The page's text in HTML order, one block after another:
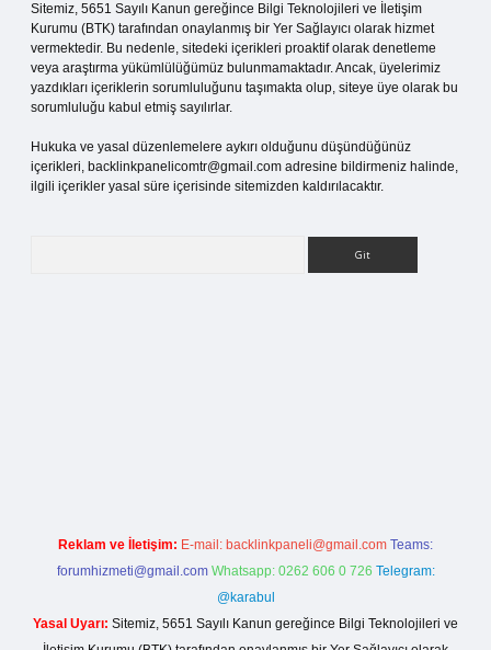
Sitemiz, 5651 Sayılı Kanun gereğince Bilgi Teknolojileri ve İletişim
Kurumu (BTK) tarafından onaylanmış bir Yer Sağlayıcı olarak hizmet
vermektedir. Bu nedenle, sitedeki içerikleri proaktif olarak denetleme
veya araştırma yükümlülüğümüz bulunmamaktadır. Ancak, üyelerimiz
yazdıkları içeriklerin sorumluluğunu taşımakta olup, siteye üye olarak bu
sorumluluğu kabul etmiş sayılırlar.
Hukuka ve yasal düzenlemelere aykırı olduğunu düşündüğünüz
içerikleri, backlinkpanelicomtr@gmail.com adresine bildirmeniz halinde,
ilgili içerikler yasal süre içerisinde sitemizden kaldırılacaktır.
Reklam ve İletişim: E-mail: backlinkpaneli@gmail.com Teams:
forumhizmeti@gmail.com Whatsapp: 0262 606 0 726 Telegram:
@karabul
Yasal Uyarı: Sitemiz, 5651 Sayılı Kanun gereğince Bilgi Teknolojileri ve